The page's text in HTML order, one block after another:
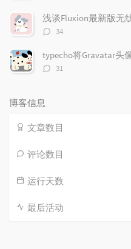
数：
浅谈Fluxion最新版无
评
数：
34
typecho将Gravatar头
评
31
博客信息
文章数目
评论数目
运行天数
最后活动